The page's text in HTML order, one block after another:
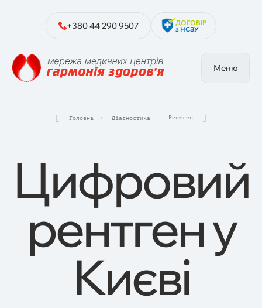
+380 44 290 9507 ДОГОВІР
з НСЗУ
Меню
Головна Діагностика Рентген
Цифровий
рентген у
Києві